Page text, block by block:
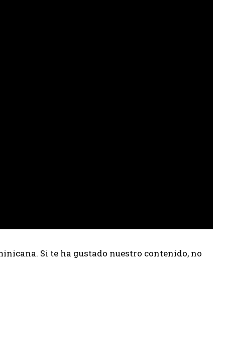
Si te ha gustado nuestro contenido, no